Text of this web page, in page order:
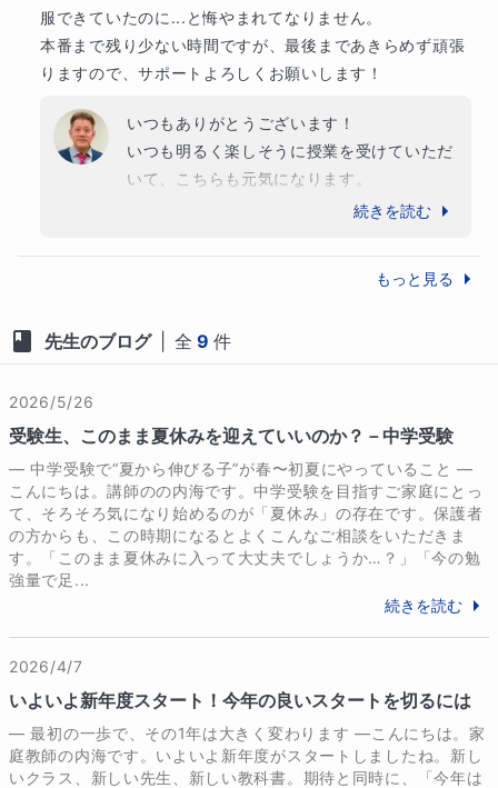
服できていたのに...と悔やまれてなりません。
本番まで残り少ない時間ですが、最後まであきらめず頑張
りますので、サポートよろしくお願いします！
いつもありがとうございます！
いつも明るく楽しそうに授業を受けていただ
いて、こちらも元気になります。
受験まで残りあと僅かですので、悔いの残ら
体調だけは気をつけて、元気で走り切りまし
続きを読む
もっと見る
先生のブログ 全 9 件
2026/5/26
受験生、このまま夏休みを迎えていいのか？－中学受験
― 中学受験で“夏から伸びる子”が春〜初夏にやっていること ―
こんにちは。講師のの内海です。中学受験を目指すご家庭にとっ
て、そろそろ気になり始めるのが「夏休み」の存在です。保護者
の方からも、この時期になるとよくこんなご相談をいただきま
す。「このまま夏休みに入って大丈夫でしょうか…？」「今の勉
強量で足...
続きを読む
2026/4/7
いよいよ新年度スタート！今年の良いスタートを切るには
― 最初の一歩で、その1年は大きく変わります ―こんにちは。家
庭教師の内海です。いよいよ新年度がスタートしましたね。新し
いクラス、新しい先生、新しい教科書。期待と同時に、「今年は